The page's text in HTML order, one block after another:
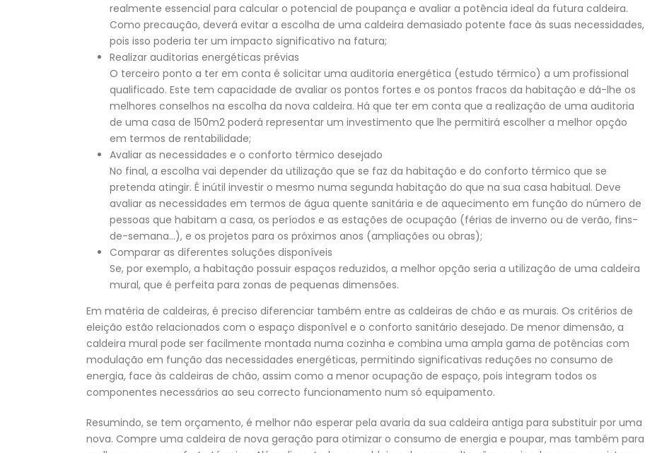
realmente essencial para calcular o potencial de poupança e avaliar a potência ideal da futura caldeira.
Como precaução, deverá evitar a escolha de uma caldeira demasiado potente face às suas necessidades,
pois isso poderia ter um impacto significativo na fatura;
Realizar auditorias energéticas prévias
O terceiro ponto a ter em conta é solicitar uma auditoria energética (estudo térmico) a um profissional
qualificado. Este tem capacidade de avaliar os pontos fortes e os pontos fracos da habitação e dá-lhe os
melhores conselhos na escolha da nova caldeira. Há que ter em conta que a realização de uma auditoria
de uma casa de 150m2 poderá representar um investimento que lhe permitirá escolher a melhor opção
em termos de rentabilidade;
Avaliar as necessidades e o conforto térmico desejado
No final, a escolha vai depender da utilização que se faz da habitação e do conforto térmico que se
pretenda atingir. É inútil investir o mesmo numa segunda habitação do que na sua casa habitual. Deve
avaliar as necessidades em termos de água quente sanitária e de aquecimento em função do número de
pessoas que habitam a casa, os períodos e as estações de ocupação (férias de inverno ou de verão, fins-
de-semana…), e os projetos para os próximos anos (ampliações ou obras);
Comparar as diferentes soluções disponíveis
Se, por exemplo, a habitação possuir espaços reduzidos, a melhor opção seria a utilização de uma caldeira
mural, que é perfeita para zonas de pequenas dimensões.
Em matéria de caldeiras, é preciso diferenciar também entre as caldeiras de chão e as murais. Os critérios de
eleição estão relacionados com o espaço disponível e o conforto sanitário desejado. De menor dimensão, a
caldeira mural pode ser facilmente montada numa cozinha e combina uma ampla gama de potências com
modulação em função das necessidades energéticas, permitindo significativas reduções no consumo de
energia, face às caldeiras de chão, assim como a menor ocupação de espaço, pois integram todos os
componentes necessários ao seu correcto funcionamento num só equipamento.
Resumindo, se tem orçamento, é melhor não esperar pela avaria da sua caldeira antiga para substituir por uma
nova. Compre uma caldeira de nova geração para otimizar o consumo de energia e poupar, mas também para